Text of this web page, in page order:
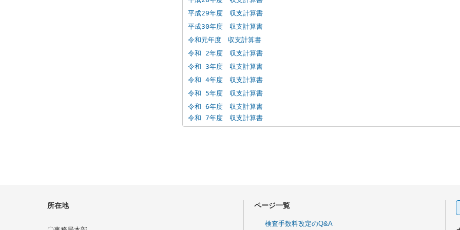
平成29年度　収支計算書
平成30年度　収支計算書
令和元年度　収支計算書
令和 2年度　収支計算書
令和 3年度　収支計算書
令和 4年度　収支計算書
令和 5年度　収支計算書
令和 6年度　収支計算書
令和 7年度　収支計算書
所在地 ページ一覧
検査手数料改定のQ&A